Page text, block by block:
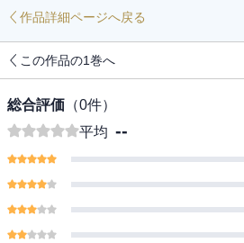
作品詳細ページへ戻る
この作品の1巻へ
総合評価 （0件）
平均 --